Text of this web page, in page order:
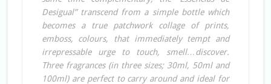
Desigual” transcend from a simple bottle which
becomes a true patchwork collage of prints,
emboss, colours, that immediately tempt and
irrepressable urge to touch, smell…discover.
Three fragrances (in three sizes; 30ml, 50ml and
100ml) are perfect to carry around and ideal for